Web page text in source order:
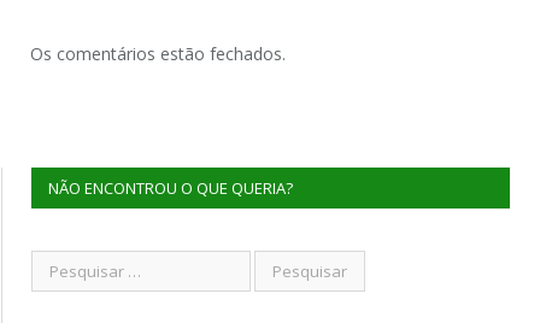
Os comentários estão fechados.
NÃO ENCONTROU O QUE QUERIA?